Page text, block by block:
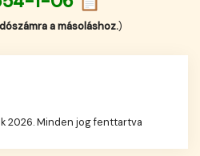
a másoláshoz.)
2026. Minden jog fenttartva